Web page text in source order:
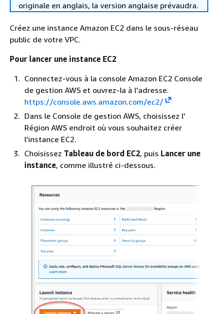
originale en anglais, la version anglaise prévaudra.
Créez une instance Amazon EC2 dans le sous-réseau
public de votre VPC.
Pour lancer une instance EC2
Connectez-vous à la console Amazon EC2 Console
de gestion AWS et ouvrez-la à l'adresse.
https://console.aws.amazon.com/ec2/
Dans le Console de gestion AWS, choisissez l'
Région AWS endroit où vous souhaitez créer
l'instance EC2.
Choisissez Tableau de bord EC2, puis Lancer une
instance, comme illustré ci-dessous.